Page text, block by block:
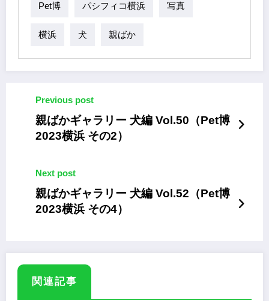
Pet博 パシフィコ横浜 写真
横浜 犬 親ばか
Previous post
親ばかギャラリー 犬編 Vol.50（Pet博
2023横浜 その2）
Next post
親ばかギャラリー 犬編 Vol.52（Pet博
2023横浜 その4）
関連記事